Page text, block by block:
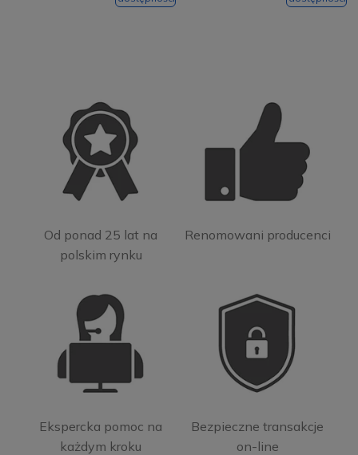
Od ponad 25 lat na
polskim rynku
Renomowani producenci
Ekspercka pomoc na
każdym kroku
Bezpieczne transakcje
on-line